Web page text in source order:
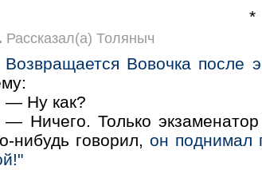
Рассказал(а) Толяныч
Возвращается Вовочка после
— Ну как?
— Ничего. Только
нибудь говорил,он поднимал